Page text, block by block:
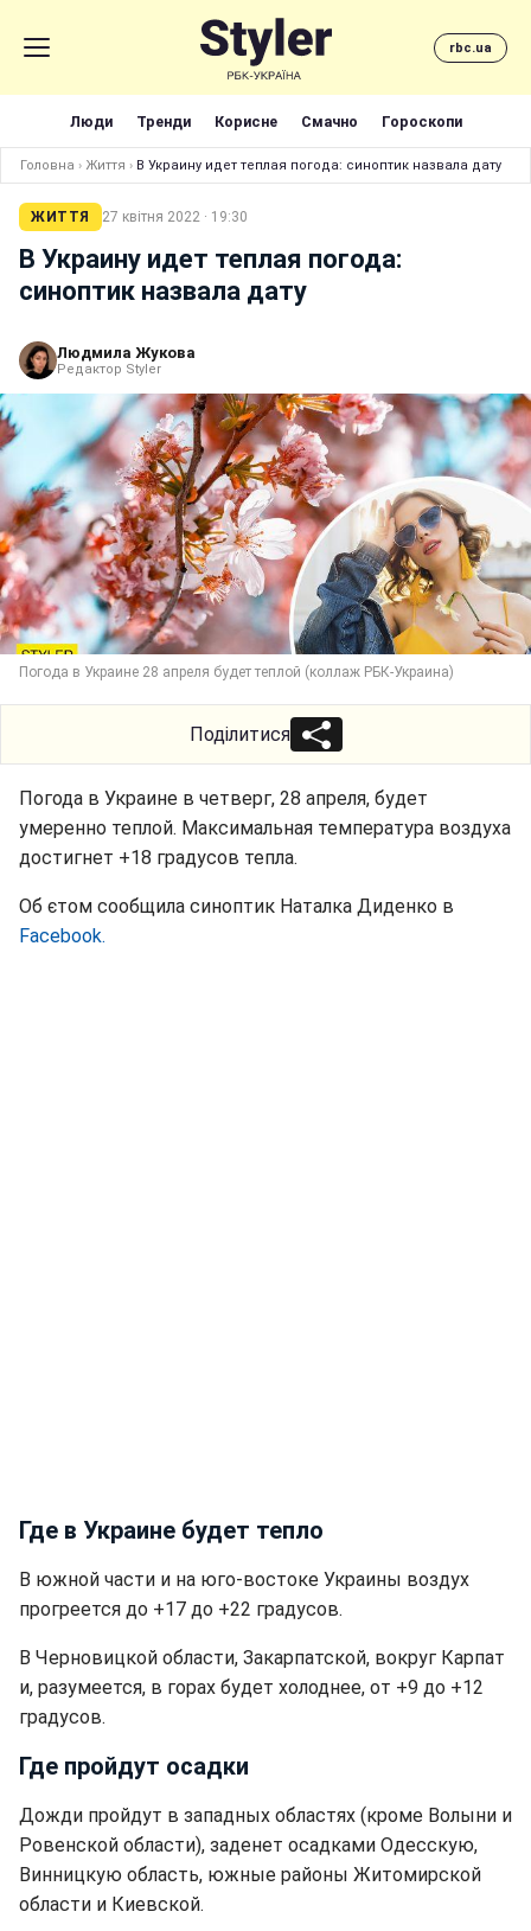
rbc.ua
Люди Тренди Корисне Смачно Гороскопи
Головна › Життя › В Украину идет теплая погода: синоптик назвала дату
ЖИТТЯ 27 квітня 2022 · 19:30
В Украину идет теплая погода:
синоптик назвала дату
Людмила Жукова
Редактор Styler
Погода в Украине 28 апреля будет теплой (коллаж РБК-Украина)
Поділитися
Погода в Украине в четверг, 28 апреля, будет
умеренно теплой. Максимальная температура воздуха
достигнет +18 градусов тепла.
Об єтом сообщила синоптик Наталка Диденко в
Facebook.
Где в Украине будет тепло
В южной части и на юго-востоке Украины воздух
прогреется до +17 до +22 градусов.
В Черновицкой области, Закарпатской, вокруг Карпат
и, разумеется, в горах будет холоднее, от +9 до +12
градусов.
Где пройдут осадки
Дожди пройдут в западных областях (кроме Волыни и
Ровенской области), заденет осадками Одесскую,
Винницкую область, южные районы Житомирской
области и Киевской.